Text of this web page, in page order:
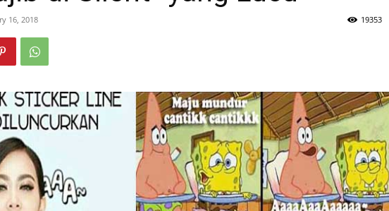
16, 2018 19353